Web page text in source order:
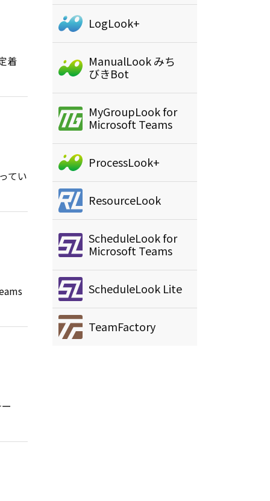
着
てい
LogLook+
ManualLook みち
びきBot
MyGroupLook for
Microsoft Teams
ProcessLook+
ResourceLook
ScheduleLook for
Microsoft Teams
ScheduleLook Lite
TeamFactory